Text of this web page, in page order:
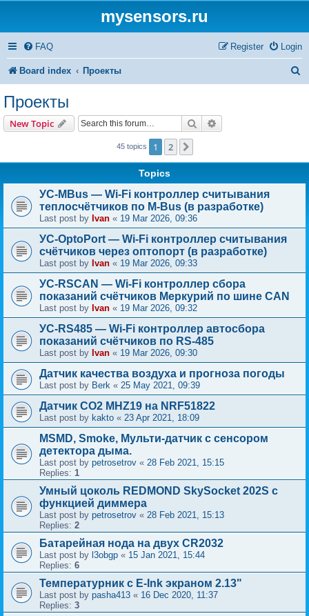
mysensors.ru
FAQ Login
Register
Board index Проекты
Проекты
New Topic Search
45 topics 1 2
Topics
УС-MBus — Wi-Fi контроллер считывания
теплосчётчиков по M-Bus (в разработке)
Last post by Ivan « 19 Mar 2026, 09:36
УС-OptoPort — Wi-Fi контроллер считывания
счётчиков через оптопорт (в разработке)
Last post by Ivan « 19 Mar 2026, 09:33
УС-RSCAN — Wi-Fi контроллер сбора
показаний счётчиков Меркурий по шине CAN
Last post by Ivan « 19 Mar 2026, 09:32
УС-RS485 — Wi-Fi контроллер автосбора
показаний счётчиков по RS-485
Last post by Ivan « 19 Mar 2026, 09:30
Датчик качества воздуха и прогноза погоды
Last post by Berk « 25 May 2021, 09:39
Датчик CO2 MHZ19 на NRF51822
Last post by kakto « 23 Apr 2021, 18:09
MSMD, Smoke, Мульти-датчик с сенсором
детектора дыма.
Last post by petrosetrov « 28 Feb 2021, 15:15
Replies: 1
Умный цоколь REDMOND SkySocket 202S с
функцией диммера
Last post by petrosetrov « 28 Feb 2021, 15:13
Replies: 2
Батарейная нода на двух CR2032
Last post by l3obgp « 15 Jan 2021, 15:44
Replies: 6
Температурник с E-Ink экраном 2.13"
Last post by pasha413 « 16 Dec 2020, 11:37
Replies: 3